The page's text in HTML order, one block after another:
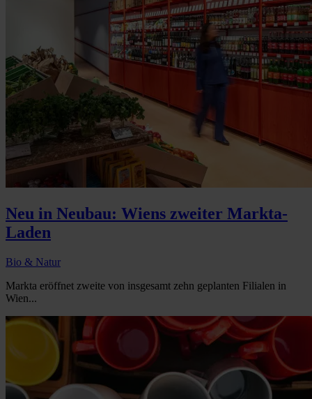
Neu in Neubau: Wiens zweiter Markta-
Laden
Bio & Natur
Markta eröffnet zweite von insgesamt zehn geplanten Filialen in
Wien...